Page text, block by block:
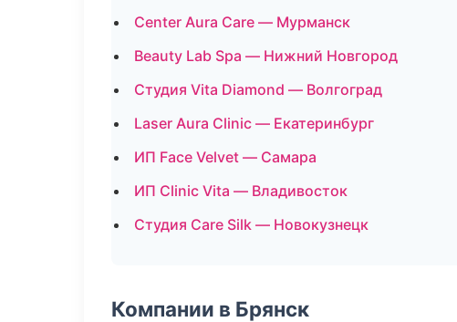
Center Aura Care — Мурманск
Beauty Lab Spa — Нижний Новгород
Студия Vita Diamond — Волгоград
Laser Aura Clinic — Екатеринбург
ИП Face Velvet — Самара
ИП Clinic Vita — Владивосток
Студия Care Silk — Новокузнецк
Компании в Брянск